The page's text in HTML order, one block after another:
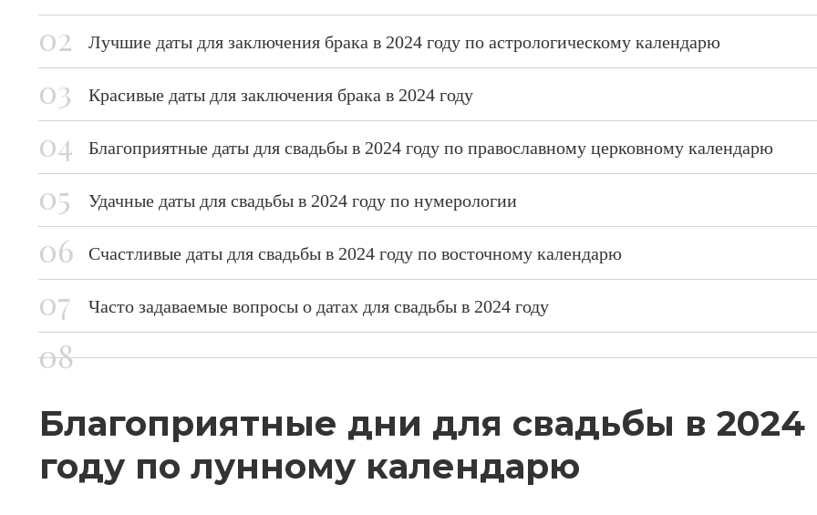
Лучшие даты для заключения брака в 2024 году по астрологическому календарю
Красивые даты для заключения брака в 2024 году
Благоприятные даты для свадьбы в 2024 году по православному церковному календарю
Удачные даты для свадьбы в 2024 году по нумерологии
Счастливые даты для свадьбы в 2024 году по восточному календарю
Часто задаваемые вопросы о датах для свадьбы в 2024 году
Благоприятные дни для свадьбы в 2024
году по лунному календарю